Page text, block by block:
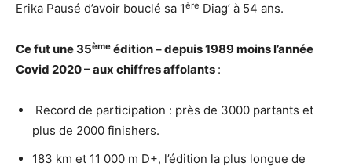
Erika Pausé d’avoir bouclé sa 1ère Diag’ à 54 ans.
Ce fut une 35ème édition – depuis 1989 moins l’année
Covid 2020 – aux chiffres affolants :
Record de participation : près de 3000 partants et
plus de 2000 finishers.
183 km et 11 000 m D+, l’édition la plus longue de